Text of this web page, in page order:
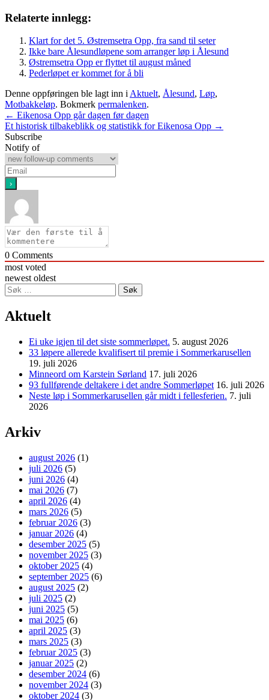
Relaterte innlegg:
Klart for det 5. Østremsetra Opp, fra sand til seter
Ikke bare Ålesundløpene som arranger løp i Ålesund
Østremsetra Opp er flyttet til august måned
Pederløpet er kommet for å bli
Denne oppføringen ble lagt inn i Aktuelt, Ålesund, Løp,
Motbakkeløp. Bokmerk permalenken.
Innleggsnavigasjon
← Eikenosa Opp går dagen før dagen
Et historisk tilbakeblikk og statistikk for Eikenosa Opp →
Subscribe
Notify of
0 Comments
most voted
newest oldest
Søk
etter:
Aktuelt
Ei uke igjen til det siste sommerløpet. 5. august 2026
33 løpere allerede kvalifisert til premie i Sommerkarusellen
19. juli 2026
Minneord om Karstein Sørland 17. juli 2026
93 fullførende deltakere i det andre Sommerløpet 16. juli 2026
Neste løp i Sommerkarusellen går midt i fellesferien. 7. juli
2026
Arkiv
august 2026 (1)
juli 2026 (5)
juni 2026 (4)
mai 2026 (7)
april 2026 (4)
mars 2026 (5)
februar 2026 (3)
januar 2026 (4)
desember 2025 (5)
november 2025 (3)
oktober 2025 (4)
september 2025 (6)
august 2025 (2)
juli 2025 (2)
juni 2025 (5)
mai 2025 (6)
april 2025 (3)
mars 2025 (3)
februar 2025 (3)
januar 2025 (2)
desember 2024 (6)
november 2024 (3)
oktober 2024 (3)